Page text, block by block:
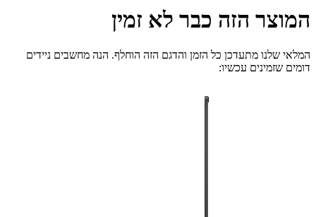
המוצר הזה כבר לא זמין
המלאי שלנו מתעדכן כל הזמן והדגם הזה הוחלף. הנה מחשבים ניידים
דומים שזמינים עכשיו: